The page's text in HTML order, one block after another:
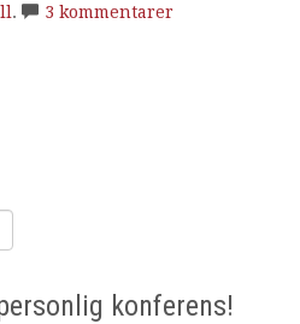
. 3 kommentarer
konferens!